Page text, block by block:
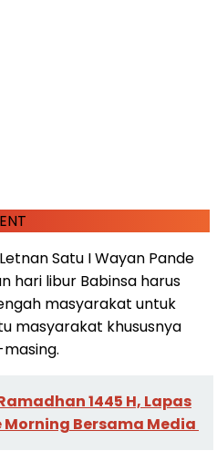
Satu I Wayan Pande
hari libur Babinsa harus
masyarakat untuk
masyarakat khususnya
1445 H, Lapas
Morning Bersama Media